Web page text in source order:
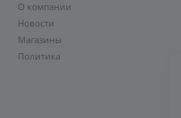
О компании
Новости
Магазины
Политика